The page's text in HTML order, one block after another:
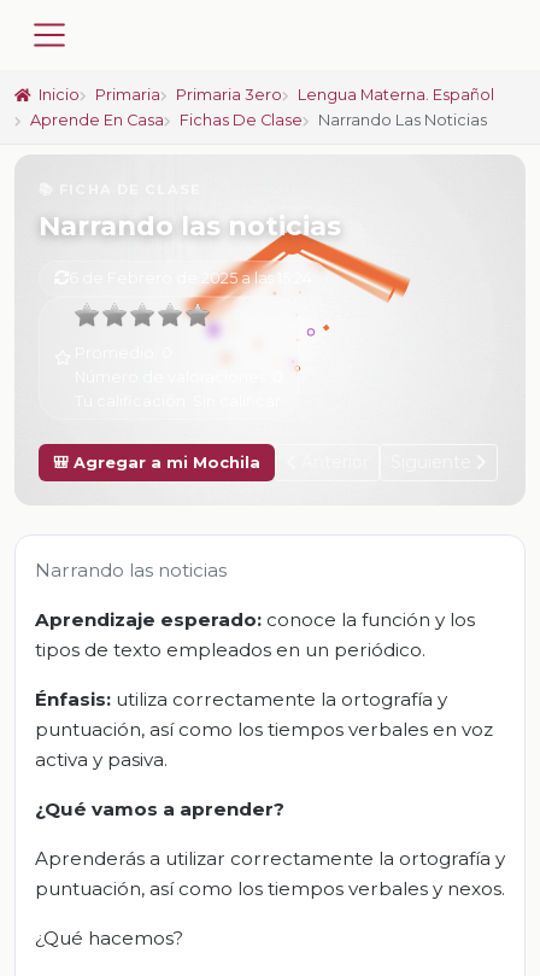
Inicio Primaria Primaria 3ero
Lengua Materna. Español
Aprende En Casa
Fichas De Clase Narrando Las Noticias
Narrando las noticias
6 de Febrero de 2025 a las 15:24
🎒 Agregar a mi Mochila
Narrando las noticias
Aprendizaje esperado: conoce la función y los
tipos de texto empleados en un periódico.
Énfasis: utiliza correctamente la ortografía y
puntuación, así como los tiempos verbales en voz
activa y pasiva.
¿Qué vamos a aprender?
Aprenderás a utilizar correctamente la ortografía y
puntuación, así como los tiempos verbales y nexos.
¿Qué hacemos?